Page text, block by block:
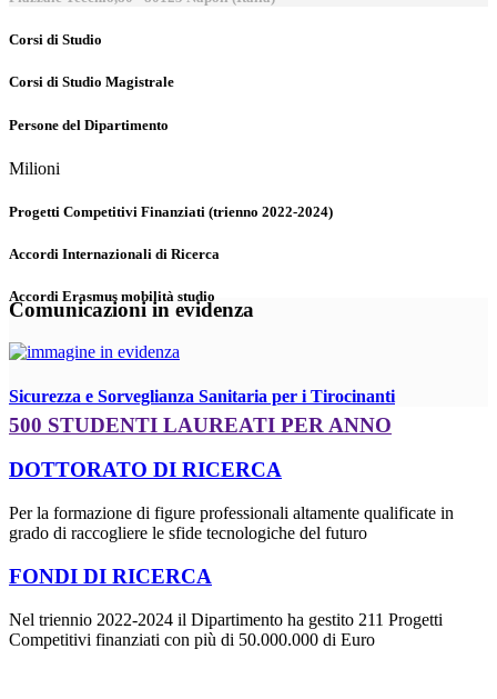
Corsi di Studio
Corsi di Studio Magistrale
Persone del Dipartimento
Milioni
Progetti Competitivi Finanziati (trienno 2022-2024)
Accordi Internazionali di Ricerca
Accordi Erasmus mobilità studio
Comunicazioni in evidenza
Sicurezza e Sorveglianza Sanitaria per i Tirocinanti
500 STUDENTI LAUREATI PER ANNO
DOTTORATO DI RICERCA
Per la formazione di figure professionali altamente qualificate in
grado di raccogliere le sfide tecnologiche del futuro
FONDI DI RICERCA
Nel triennio 2022-2024 il Dipartimento ha gestito 211 Progetti
Competitivi finanziati con più di 50.000.000 di Euro